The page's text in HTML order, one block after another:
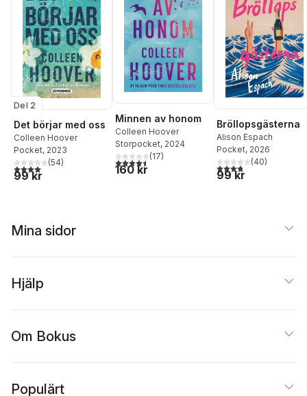
Del 2
Det börjar med oss
Colleen Hoover
Pocket, 2023
4,1utav 5 stjärnor. Totalt antal röster:
(54)
99 kr
Minnen av honom
Colleen Hoover
Storpocket, 2024
4,5utav 5 stjärnor. Totalt antal röster:
(17)
160 kr
Bröllopsgästerna
Alison Espach
Pocket, 2026
3,8utav 5 stjärnor.
(40)
99 kr
Mina sidor
Hjälp
Om Bokus
Populärt